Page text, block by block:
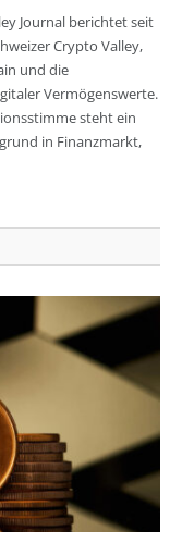
Journal berichtet seit
Crypto Valley,
und die
Vermögenswerte.
steht ein
in Finanzmarkt,